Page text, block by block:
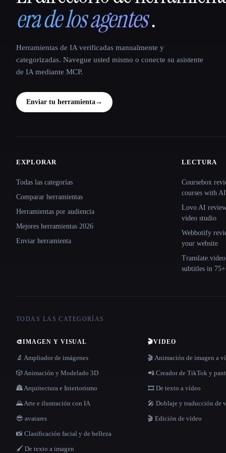
era de los agentes.
Herramientas de IA verificadas manualmente y
categorizadas. Navegue usted mismo o conecte su asistente
de IA mediante MCP.
Enviar tu herramienta→
Site navigation
EXPLORAR
Todas las categorías
Comparar herramientas
Herramientas por audiencia
Mejores herramientas 2026
Enviar herramienta
LECTURA
Coursebox
courses with AI
Lovo AI
video studio
Webbotify
your website
subtitles in 75+
TODAS LAS CATEGORÍAS
🎨IMAGEN Y VISUAL
🔬 Ampliador de imágenes
🎲 Animación y Modelado 3D
🏯 Arquitectura e Interiorismo
🌄 Arte e ilustración con IA
😎 avatares
📸 Clasificación facial y de belleza
🖌️ De texto a imagen
🎬VIDEO
🎬 Animación de imagen a
📲 Creador de TikTok y
🎞️ De texto a vídeo
🎤 Doblaje y traducción de
🎬 Edición de vídeo